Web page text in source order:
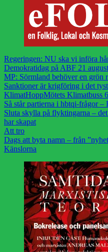
Regeringen: NU ska vi införa
Demokratidag på ABF 21
MP: Sörmland behöver en grön
Sanktioner är krigföring i det
KlimatHoppMötets Klimatbuss
Så står partierna i hbtqi-frågor –
Sluta skylla på flyktingarna –
har skapat
Att tro
Dags att byta namn – från
Känslorna